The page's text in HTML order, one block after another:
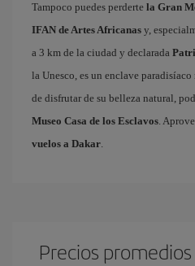
Tampoco puedes perderte la Gran
IFAN de Artes Africanas y,
a 3 km de la ciudad y declarada
la Unesco, es un enclave
de disfrutar de su belleza natural,
Museo Casa de los Esclavos.
vuelos a Dakar.
Precios